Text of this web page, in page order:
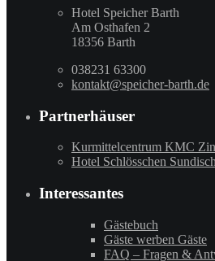
Hotel Speicher Barth
Am Osthafen 2
18356 Barth
038231 63300
kontakt@speicher-barth.de
Partnerhäuser
Kurmittelcentrum KMC
Hotel Schlösschen
Interessantes
Gästebuch
Gäste werben Gäste
FAQ – Fragen &